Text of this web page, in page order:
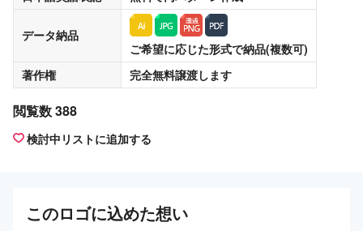
データ納品
ご希望に応じた形式で納品(複数可)
著作権
完全無料譲渡します
閲覧数 388
検討中リストに追加する
このロゴに込めた想い